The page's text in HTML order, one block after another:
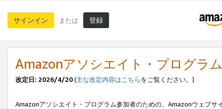
サインイン または 登録
Amazonアソシエイト・プログラ
改定日: 2026/4/20(主な改定内容はこちらをご覧ください。)
Amazonアソシエイト・プログラム参加者のための、Amazonウェブサ